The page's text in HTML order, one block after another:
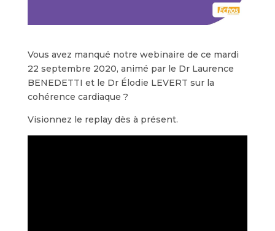
Vous avez manqué notre webinaire de ce mardi
22 septembre 2020, animé par le Dr Laurence
BENEDETTI et le Dr Élodie LEVERT sur la
cohérence cardiaque ?
Visionnez le replay dès à présent.